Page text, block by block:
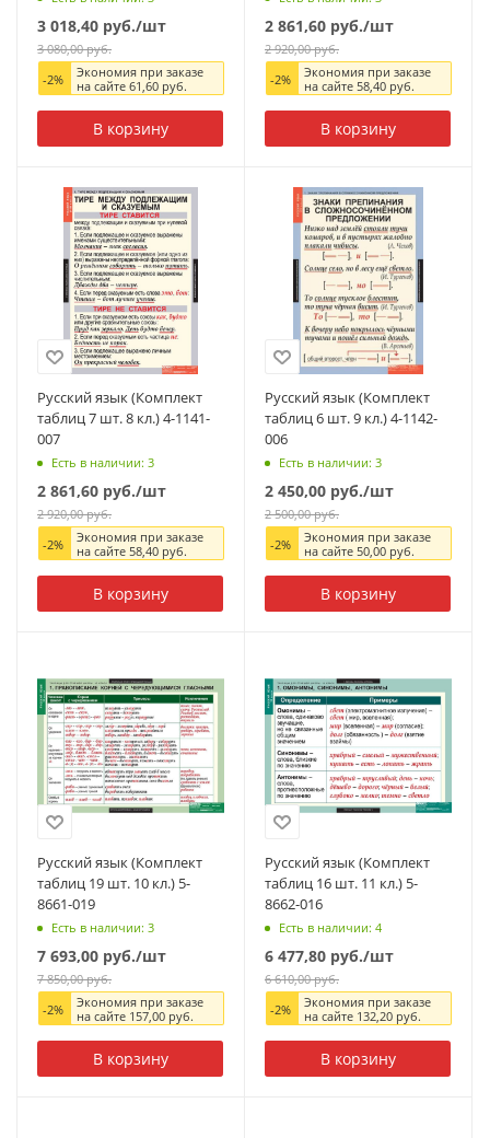
3 018,40 руб./шт
3 080,00руб.
-2%
Экономия при заказе
на сайте 61,60руб.
В корзину
2 861,60 руб./шт
2 920,00руб.
-2%
Экономия при заказе
на сайте 58,40руб.
В корзину
Русский язык (Комплект
таблиц 7 шт. 8 кл.) 4-1141-
007
Есть в наличии: 3
2 861,60 руб./шт
2 920,00руб.
-2%
Экономия при заказе
на сайте 58,40руб.
В корзину
Русский язык (Комплект
таблиц 6 шт. 9 кл.) 4-1142-
006
Есть в наличии: 3
2 450,00 руб./шт
2 500,00руб.
-2%
Экономия при заказе
на сайте 50,00руб.
В корзину
Русский язык (Комплект
таблиц 19 шт. 10 кл.) 5-
8661-019
Есть в наличии: 3
7 693,00 руб./шт
7 850,00руб.
-2%
Экономия при заказе
на сайте 157,00руб.
В корзину
Русский язык (Комплект
таблиц 16 шт. 11 кл.) 5-
8662-016
Есть в наличии: 4
6 477,80 руб./шт
6 610,00руб.
-2%
Экономия при заказе
на сайте 132,20руб.
В корзину